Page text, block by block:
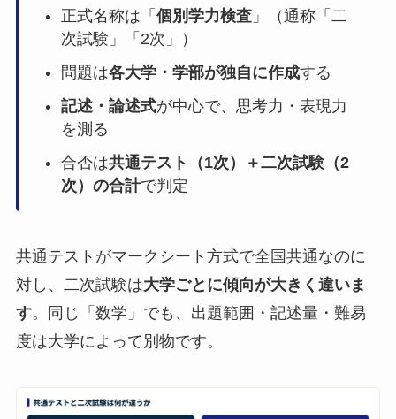
正式名称は「 個別学力検査」（通称「二
次試験」「2次」）
問題は各大学・学部が独自に作成する
記述・論述式が中心で、思考力・表現力
を測る
合否は共通テスト（1次）＋二次試験（2
次）の合計で判定
共通テストがマークシート方式で全国共通なのに
対し、二次試験は大学ごとに傾向が大きく違いま
す。同じ「数学」でも、出題範囲・記述量・難易
度は大学によって別物です。